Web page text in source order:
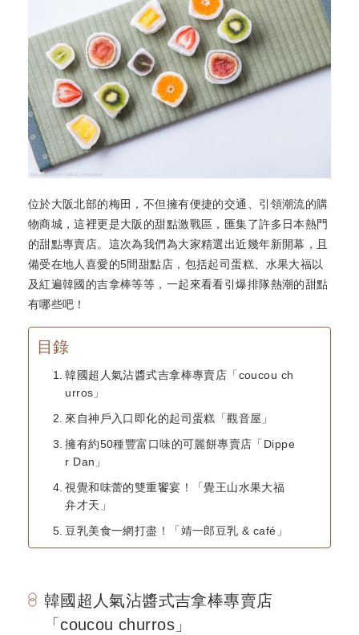
位於大阪北部的梅田，不但擁有便捷的交通、引領潮流的購
物商城，這裡更是大阪的甜點激戰區，匯集了許多日本熱門
的甜點專賣店。這次為我們為大家精選出近幾年新開幕，且
備受在地人喜愛的5間甜點店，包括起司蛋糕、水果大福以
及紅遍韓國的吉拿棒等等，一起來看看引爆排隊熱潮的甜點
有哪些吧！
目錄
韓國超人氣沾醬式吉拿棒專賣店「coucou ch
urros」
來自神戶入口即化的起司蛋糕「觀音屋」
擁有約50種豐富口味的可麗餅專賣店「Dippe
r Dan」
視覺和味蕾的雙重饗宴！「覺王山水果大福
弁才天」
豆乳美食一網打盡！「靖一郎豆乳 & café」
韓國超人氣沾醬式吉拿棒專賣店
「coucou churros」